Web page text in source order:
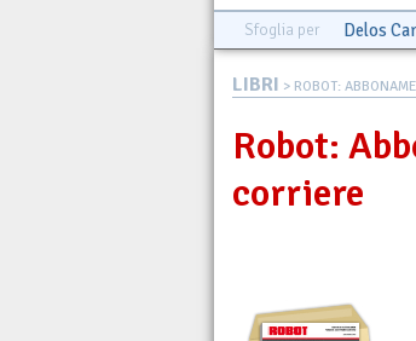
Sfoglia per Delos
LIBRI > ROBOT:
Robot:
corriere